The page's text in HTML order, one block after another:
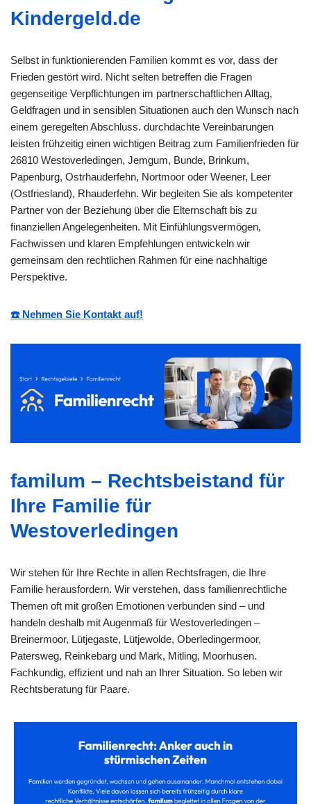
Kindergeld.de
Selbst in funktionierenden Familien kommt es vor, dass der
Frieden gestört wird. Nicht selten betreffen die Fragen
gegenseitige Verpflichtungen im partnerschaftlichen Alltag,
Geldfragen und in sensiblen Situationen auch den Wunsch nach
einem geregelten Abschluss. durchdachte Vereinbarungen
leisten frühzeitig einen wichtigen Beitrag zum Familienfrieden für
26810 Westoverledingen, Jemgum, Bunde, Brinkum,
Papenburg, Ostrhauderfehn, Nortmoor oder Weener, Leer
(Ostfriesland), Rhauderfehn. Wir begleiten Sie als kompetenter
Partner von der Beziehung über die Elternschaft bis zu
finanziellen Angelegenheiten. Mit Einfühlungsvermögen,
Fachwissen und klaren Empfehlungen entwickeln wir
gemeinsam den rechtlichen Rahmen für eine nachhaltige
Perspektive.
☎️ Nehmen Sie Kontakt auf!
familum – Rechtsbeistand für
Ihre Familie für
Westoverledingen
Wir stehen für Ihre Rechte in allen Rechtsfragen, die Ihre
Familie herausfordern. Wir verstehen, dass familienrechtliche
Themen oft mit großen Emotionen verbunden sind – und
handeln deshalb mit Augenmaß für Westoverledingen –
Breinermoor, Lütjegaste, Lütjewolde, Oberledingermoor,
Patersweg, Reinkebarg und Mark, Mitling, Moorhusen.
Fachkundig, effizient und nah an Ihrer Situation. So leben wir
Rechtsberatung für Paare.